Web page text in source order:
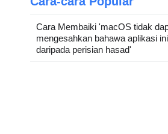
Cara Membaiki 'macOS tidak
mengesahkan bahawa aplikasi
daripada perisian hasad'